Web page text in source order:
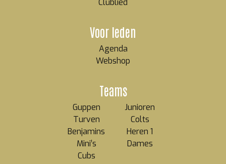
Clublied
Teams
Guppen
Turven
Benjamins
Mini’s
Cubs
Junioren
Colts
Heren 1
Dames
Voor leden
Agenda
Webshop